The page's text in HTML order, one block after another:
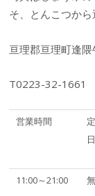
そ、とんこつから
亘理郡亘理町逢
T0223-32-1661
営業時間
日
11:00～21:00